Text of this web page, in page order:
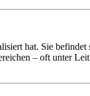
hat. Sie befindet
– oft unter